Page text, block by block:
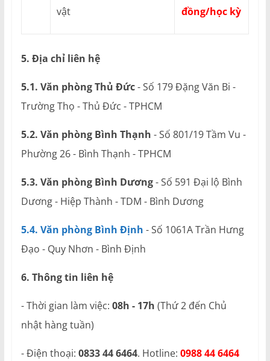
vật đồng/học kỳ
5. Địa chỉ liên hệ
5.1. Văn phòng Thủ Đức- Số 179 Đặng Văn Bi -
Trường Thọ - Thủ Đức - TPHCM
5.2. Văn phòng Bình Thạnh - Số 801/19 Tầm Vu -
Phường 26 - Bình Thạnh - TPHCM
5.3. Văn phòng Bình Dương- Số 591 Đại lộ Bình
Dương - Hiệp Thành - TDM - Bình Dương
5.4. Văn phòng Bình Định - Số 1061A Trần Hưng
Đạo - Quy Nhơn - Bình Định
6. Thông tin liên hệ
- Thời gian làm việc: 08h - 17h (Thứ 2 đến Chủ
nhật hàng tuần)
- Điện thoại: 0833 44 6464. Hotline: 0988 44 6464